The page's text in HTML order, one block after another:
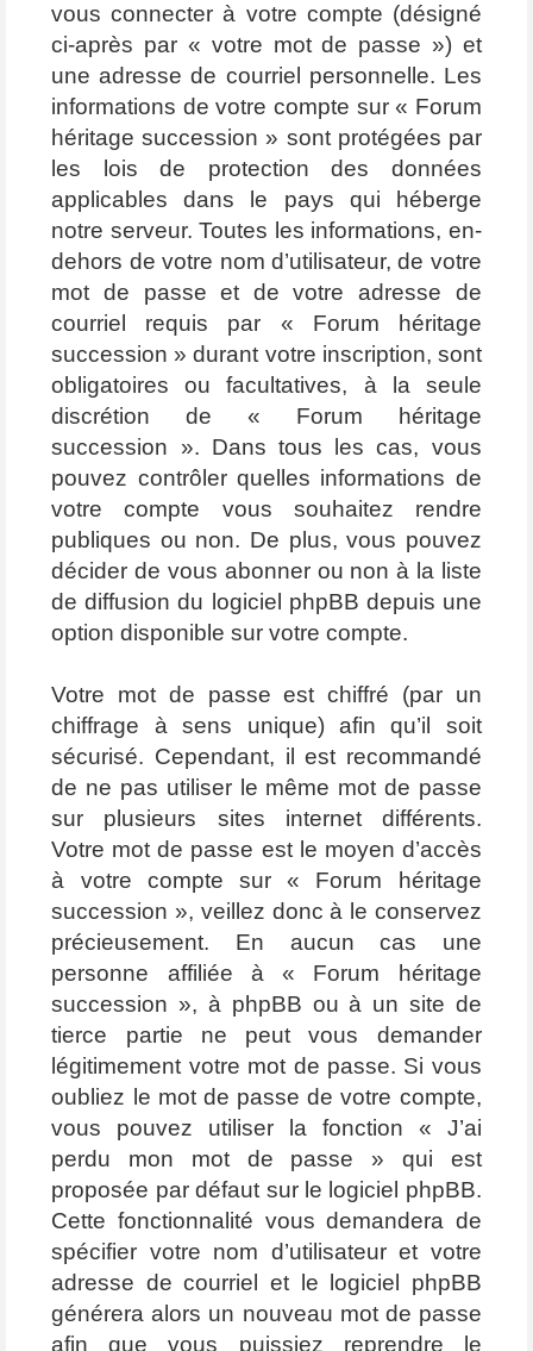
vous connecter à votre compte (désigné
ci-après par « votre mot de passe ») et
une adresse de courriel personnelle. Les
informations de votre compte sur « Forum
héritage succession » sont protégées par
les lois de protection des données
applicables dans le pays qui héberge
notre serveur. Toutes les informations, en-
dehors de votre nom d’utilisateur, de votre
mot de passe et de votre adresse de
courriel requis par « Forum héritage
succession » durant votre inscription, sont
obligatoires ou facultatives, à la seule
discrétion de « Forum héritage
succession ». Dans tous les cas, vous
pouvez contrôler quelles informations de
votre compte vous souhaitez rendre
publiques ou non. De plus, vous pouvez
décider de vous abonner ou non à la liste
de diffusion du logiciel phpBB depuis une
option disponible sur votre compte.
Votre mot de passe est chiffré (par un
chiffrage à sens unique) afin qu’il soit
sécurisé. Cependant, il est recommandé
de ne pas utiliser le même mot de passe
sur plusieurs sites internet différents.
Votre mot de passe est le moyen d’accès
à votre compte sur « Forum héritage
succession », veillez donc à le conservez
précieusement. En aucun cas une
personne affiliée à « Forum héritage
succession », à phpBB ou à un site de
tierce partie ne peut vous demander
légitimement votre mot de passe. Si vous
oubliez le mot de passe de votre compte,
vous pouvez utiliser la fonction « J’ai
perdu mon mot de passe » qui est
proposée par défaut sur le logiciel phpBB.
Cette fonctionnalité vous demandera de
spécifier votre nom d’utilisateur et votre
adresse de courriel et le logiciel phpBB
générera alors un nouveau mot de passe
afin que vous puissiez reprendre le